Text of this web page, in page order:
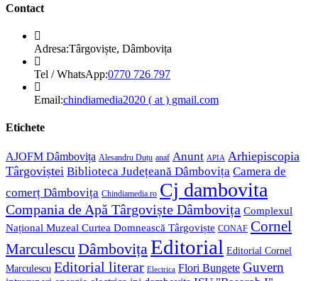
Contact
Adresa:Târgoviște, Dâmbovița
Tel / WhatsApp:0770 726 797Opens
your
Email:chindiamedia2020 ( at ) gmail.comOpens
Etichete
AJOFM Dâmbovița Alesandru Duțu anaf Anunt APIA Arhiepiscopia
Târgoviștei Biblioteca Județeană Dâmbovița Camera de
comerț Dâmbovița Chindiamedia.ro Cj dambovita
Compania de Apă Târgoviște Dâmbovița Complexul
Național Muzeal Curtea Domnească Târgoviște CONAF Cornel
Marculescu DâmbovițaEditorial Editorial Cornel
Marculescu Editorial literar Electrica Flori Bungete Guvern